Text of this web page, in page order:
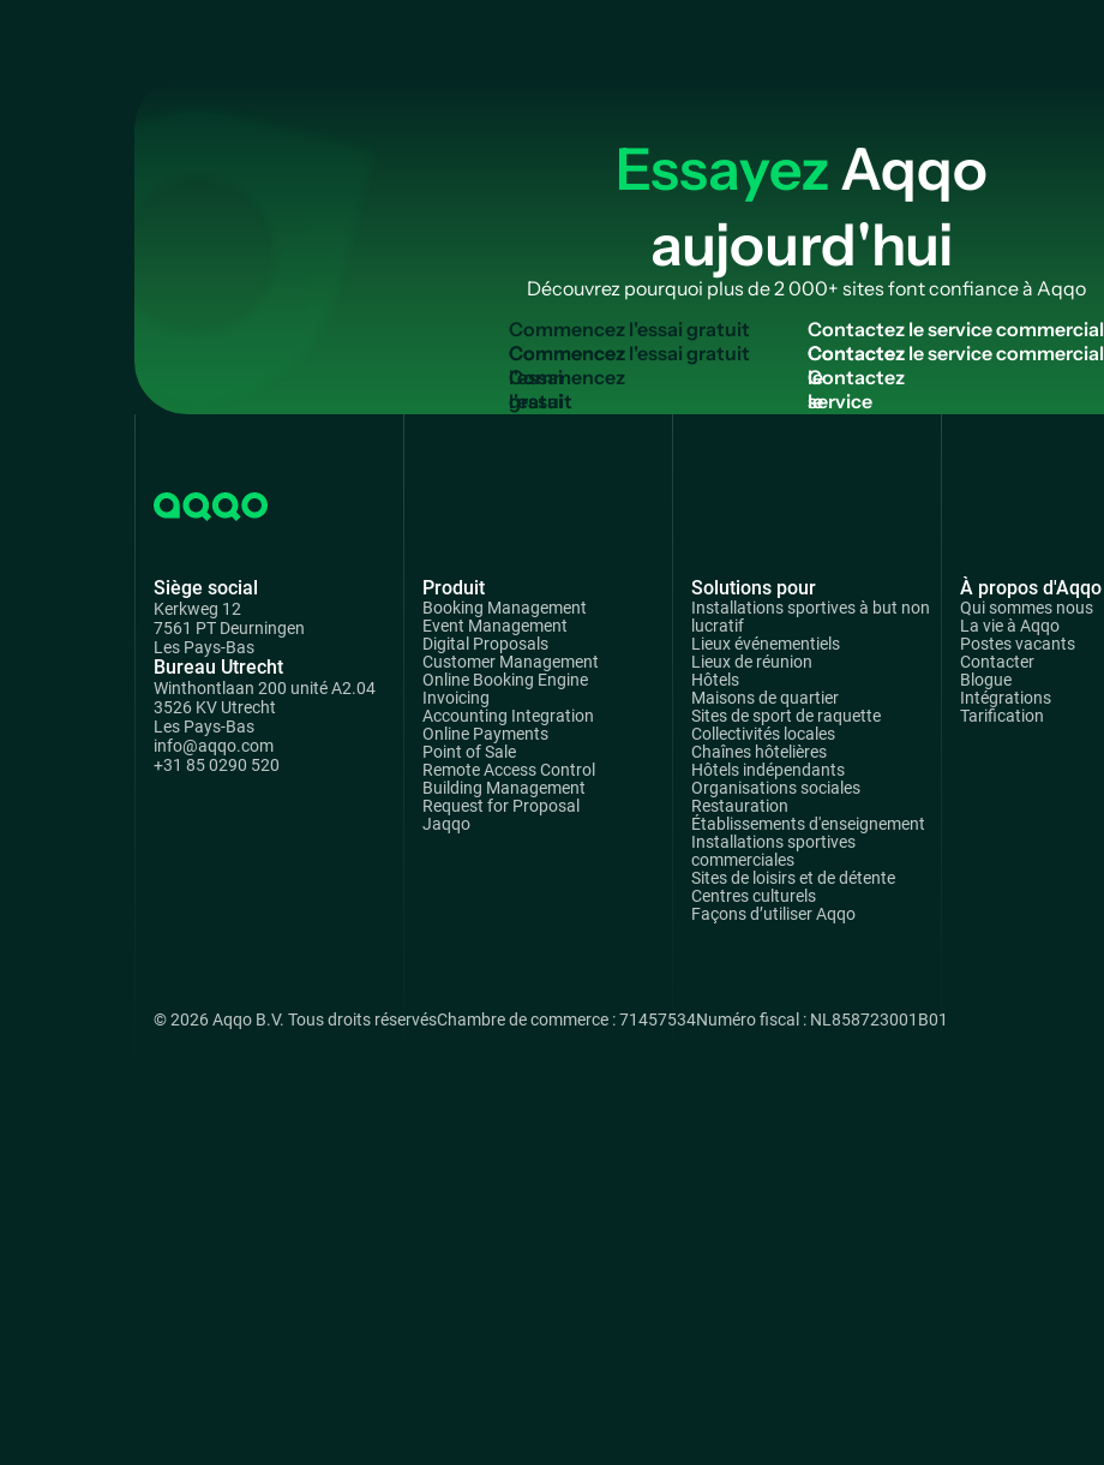
EssayezAqqo
aujourd'hui
Découvrez pourquoi plus de 2 000+ sites font confiance à Aqqo
Commencez l'essai gratuit
Commencez
l'essai
gratuit
Contactez le service commercial
Contactez
le
service
Siège social
Kerkweg 12
7561 PT Deurningen
Les Pays-Bas
Bureau Utrecht
Winthontlaan 200 unité A2.04
3526 KV Utrecht
Les Pays-Bas
info@aqqo.com
+31 85 0290 520
Produit
Booking Management
Event Management
Digital Proposals
Customer Management
Online Booking Engine
Invoicing
Accounting Integration
Online Payments
Point of Sale
Remote Access Control
Building Management
Request for Proposal
Jaqqo
Solutions pour
Installations sportives à but non
lucratif
Lieux événementiels
Lieux de réunion
Hôtels
Maisons de quartier
Sites de sport de raquette
Collectivités locales
Chaînes hôtelières
Hôtels indépendants
Organisations sociales
Restauration
Établissements d'enseignement
Installations sportives
commerciales
Sites de loisirs et de détente
Centres culturels
Façons d’utiliser Aqqo
À propos d'Aqqo
Qui sommes nous
La vie à Aqqo
Postes vacants
Contacter
Blogue
Intégrations
Tarification
© 2026 Aqqo B.V. Tous droits réservésChambre de commerce : 71457534Numéro fiscal : NL858723001B01